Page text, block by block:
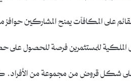
على المكافآت يمنح المشاركين
للمستثمرين فرصة للحصول على حصة
شكل قروض من مجموعة من الأفراد.